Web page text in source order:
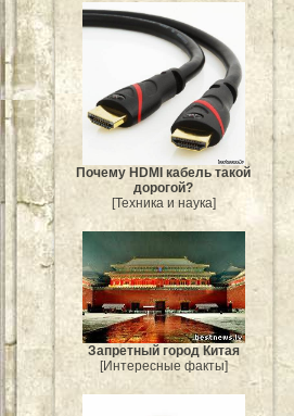
Почему HDMI кабель такой
дорогой?
[Техника и наука]
Запретный город Китая
[Интересные факты]